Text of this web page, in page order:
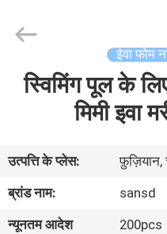
घर
वीडियो
Co.,Ltd.
Developed
ईवा फोम
स्विमिंग पूल के
मिमी इवा
उत्पत्ति के प्लेस:
फ़ुज़ियान,
ब्रांड नाम:
sansd
न्यूनतम आदेश
200pcs